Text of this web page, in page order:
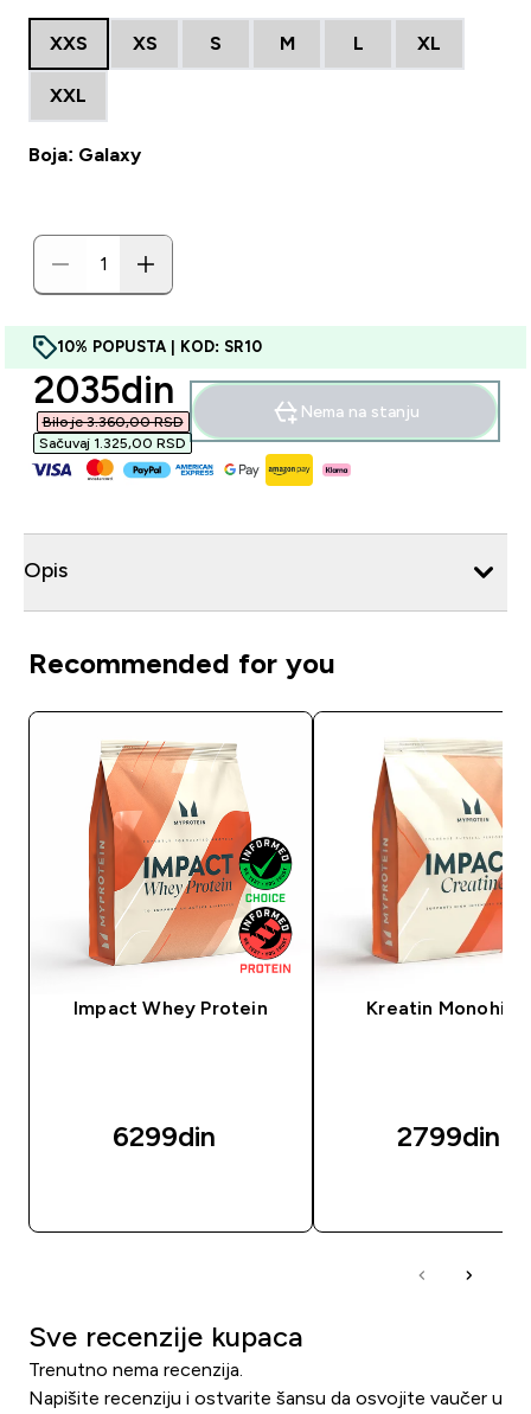
XXS XS S M L XL
XXL
Boja: Galaxy
10% POPUSTA | KOD: SR10
discounted price
2035din‎
Bilo je 3.360,00 RSD‎
Sačuvaj 1.325,00 RSD‎
Nema na stanju
Opis
Recommended for you
Impact Whey Protein
6299din‎
Kreatin
2799din‎
Sve recenzije kupaca
Trenutno nema recenzija.
Napišite recenziju i ostvarite šansu da osvojite vaučer u